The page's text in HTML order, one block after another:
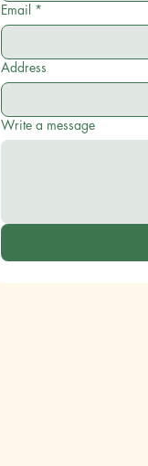
Email *
Address
Write a message